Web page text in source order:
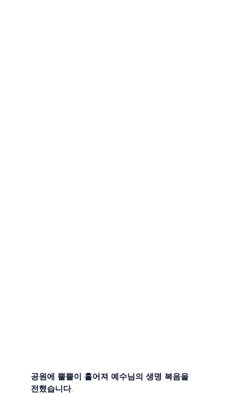
공원에 뿔뿔이 흩어져 예수님의 생명 복음을
전했습니다.